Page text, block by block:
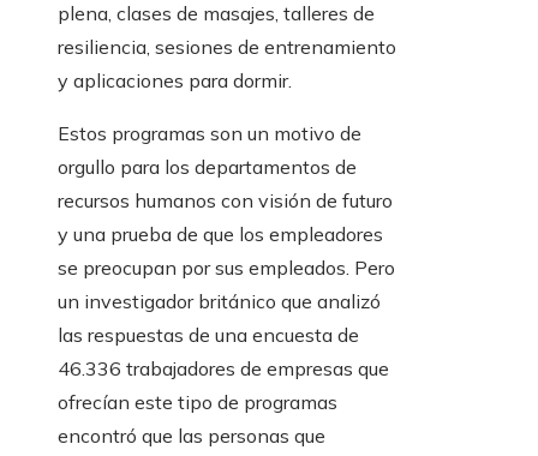
plena, clases de masajes, talleres de
resiliencia, sesiones de entrenamiento
y aplicaciones para dormir.
Estos programas son un motivo de
orgullo para los departamentos de
recursos humanos con visión de futuro
y una prueba de que los empleadores
se preocupan por sus empleados. Pero
un investigador británico que analizó
las respuestas de una encuesta de
46.336 trabajadores de empresas que
ofrecían este tipo de programas
encontró que las personas que